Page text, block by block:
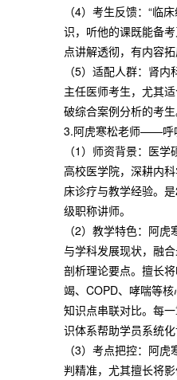
（4）考生反馈：“临
识，听他的课既能备
点讲解透彻，有内容拓
（5）适配人群：肾
主任医师考生，尤其
破综合案例分析的考生
3.阿虎寒松老师——呼
（1）师资背景：医
高校医学院，深耕内
床诊疗与教学经验。
级职称讲师。
（2）教学特色：阿
与学科发展现状，融
剖析理论要点。擅长
竭、COPD、哮喘等
知识点串联对比。每
识体系帮助学员系统化
（3）考点把控：阿
判精准，尤其擅长将